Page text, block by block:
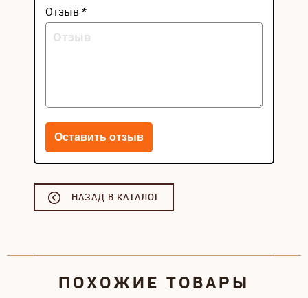
Отзыв *
НАЗАД В КАТАЛОГ
ПОХОЖИЕ ТОВАРЫ